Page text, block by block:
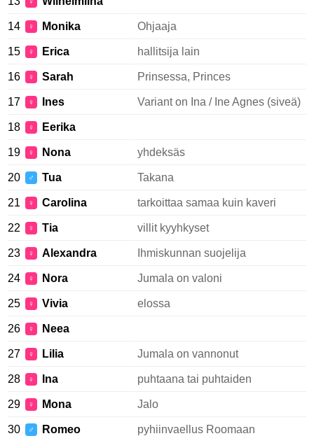
14 ♀ Monika Ohjaaja
15 ♀ Erica hallitsija lain
16 ♀ Sarah Prinsessa, Princes
17 ♀ Ines Variant on Ina / Ine Agnes (siveä)
18 ♀ Eerika
19 ♀ Nona yhdeksäs
20 ♂ Tua Takana
21 ♀ Carolina tarkoittaa samaa kuin kaveri
22 ♀ Tia villit kyyhkyset
23 ♀ Alexandra Ihmiskunnan suojelija
24 ♀ Nora Jumala on valoni
25 ♀ Vivia elossa
26 ♀ Neea
27 ♀ Lilia Jumala on vannonut
28 ♀ Ina puhtaana tai puhtaiden
29 ♀ Mona Jalo
30 ♂ Romeo pyhiinvaellus Roomaan